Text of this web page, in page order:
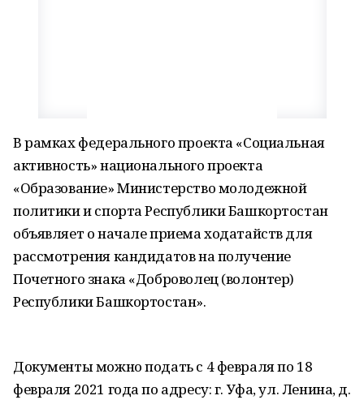
В рамках федерального проекта «Социальная
активность» национального проекта
«Образование» Министерство молодежной
политики и спорта Республики Башкортостан
объявляет о начале приема ходатайств для
рассмотрения кандидатов на получение
Почетного знака «Доброволец (волонтер)
Республики Башкортостан».
Документы можно подать с 4 февраля по 18
февраля 2021 года по адресу: г. Уфа, ул. Ленина, д.